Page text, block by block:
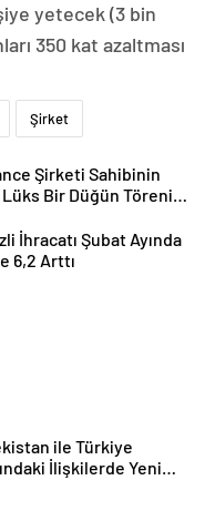
yetecek (3 bin
350 kat azaltması
Şirket
Şirketi Sahibinin
Lüks Bir Düğün Töreni
İhracatı Şubat Ayında
6,2 Arttı
ile Türkiye
İlişkilerde Yeni